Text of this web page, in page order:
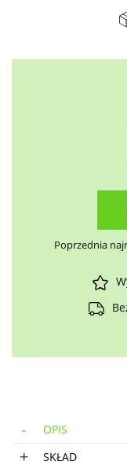
Poprzednia
OPIS
SKŁAD